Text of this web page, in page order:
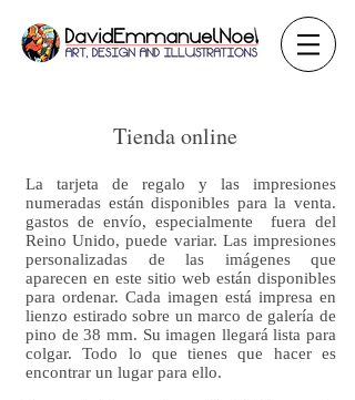
Tienda online
La tarjeta de regalo y las impresiones
numeradas están disponibles para la venta.
gastos de envío, especialmente fuera del
Reino Unido, puede variar. Las impresiones
personalizadas de las imágenes que
aparecen en este sitio web están disponibles
para ordenar. Cada imagen está impresa en
lienzo estirado sobre un marco de galería de
pino de 38 mm. Su imagen llegará lista para
colgar. Todo lo que tienes que hacer es
encontrar un lugar para ello.